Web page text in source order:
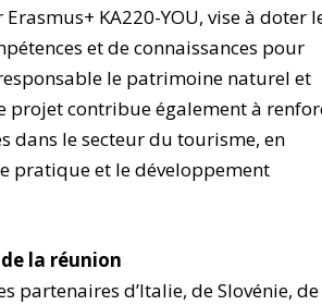
Erasmus+ KA220-YOU, vise à doter
et de connaissances pour
le patrimoine naturel et
projet contribue également à
dans le secteur du tourisme, en
pratique et le développement
la réunion
partenaires d’Italie, de Slovénie, de